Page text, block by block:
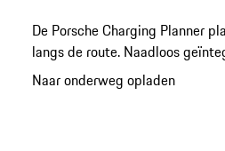
De Porsche Charging Planner
langs de route. Naadloos
Naar onderweg opladen